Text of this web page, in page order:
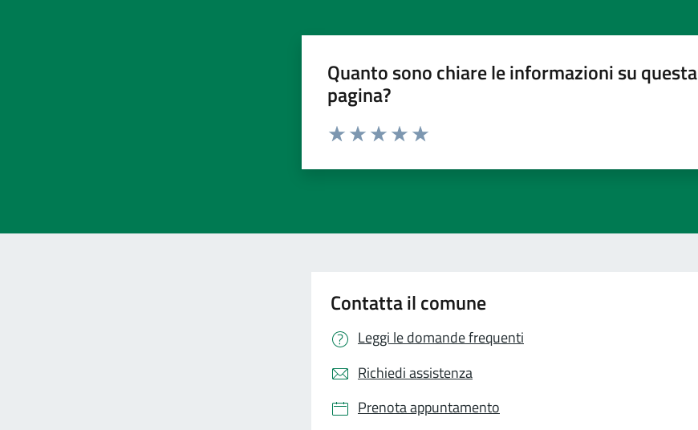
Quanto sono chiare le informazioni su questa
pagina?
Contatta il comune
Leggi le domande frequenti
Richiedi assistenza
Prenota appuntamento